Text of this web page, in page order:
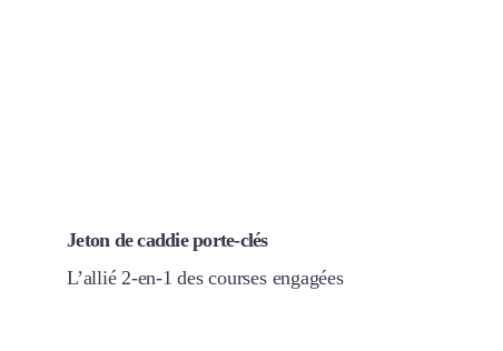
Jeton de caddie porte-clés
L’allié 2-en-1 des courses engagées